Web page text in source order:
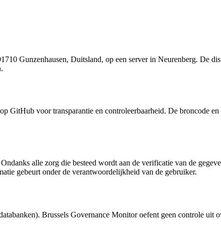
Gunzenhausen, Duitsland, op een server in Neurenberg. De
GitHub voor transparantie en controleerbaarheid. De broncode
alle zorg die besteed wordt aan de verificatie van de
gebeurt onder de verantwoordelijkheid van de gebruiker.
Brussels Governance Monitor oefent geen controle